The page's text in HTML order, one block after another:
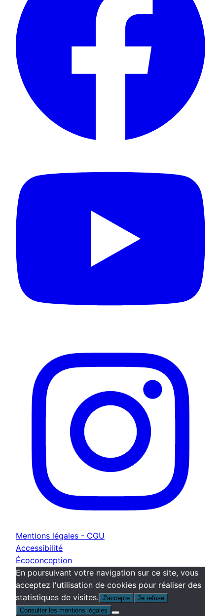
Mentions légales - CGU
Accessibilité
Écoconception
En poursuivant votre navigation sur ce site, vous
acceptez l'utilisation de cookies pour réaliser des
statistiques de visites. J'accepte
Je refuse
Consulter les mentions légales